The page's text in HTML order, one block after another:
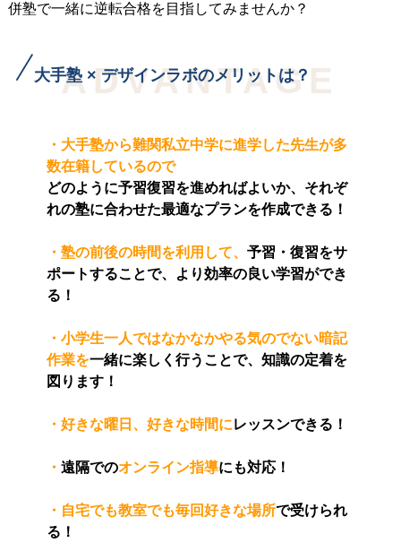
併塾で一緒に逆転合格を目指してみませんか？
大手塾 × デザインラボのメリットは？
ADVANTAGE
・大手塾から難関私立中学に進学した先生が多
数在籍しているので
どのように予習復習を進めればよいか、それぞ
れの塾に合わせた最適なプランを作成できる！
・塾の前後の時間を利用して、 予習・復習をサ
ポートすることで、より効率の良い学習ができ
る！
・小学生一人ではなかなかやる気のでない暗記
作業を一緒に楽しく行うことで、知識の定着を
図ります！
・好きな曜日、好きな時間にレッスンできる！
・ 遠隔でのオンライン指導にも対応！
・自宅でも教室でも毎回好きな場所で受けられ
る！